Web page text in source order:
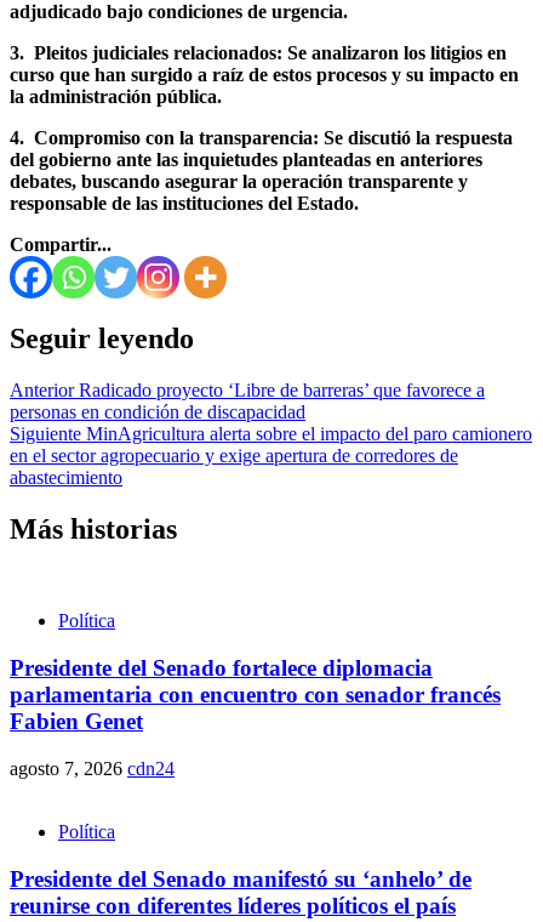
adjudicado bajo condiciones de urgencia.
3. Pleitos judiciales relacionados: Se analizaron los litigios en
curso que han surgido a raíz de estos procesos y su impacto en
la administración pública.
4. Compromiso con la transparencia: Se discutió la respuesta
del gobierno ante las inquietudes planteadas en anteriores
debates, buscando asegurar la operación transparente y
responsable de las instituciones del Estado.
Compartir...
Seguir leyendo
AnteriorRadicado proyecto ‘Libre de barreras’ que favorece a
personas en condición de discapacidad
Siguiente MinAgricultura alerta sobre el impacto del paro camionero
en el sector agropecuario y exige apertura de corredores de
abastecimiento
Más historias
Política
Presidente del Senado fortalece diplomacia
parlamentaria con encuentro con senador francés
Fabien Genet
agosto 7, 2026 cdn24
Política
Presidente del Senado manifestó su ‘anhelo’ de
reunirse con diferentes líderes políticos el país